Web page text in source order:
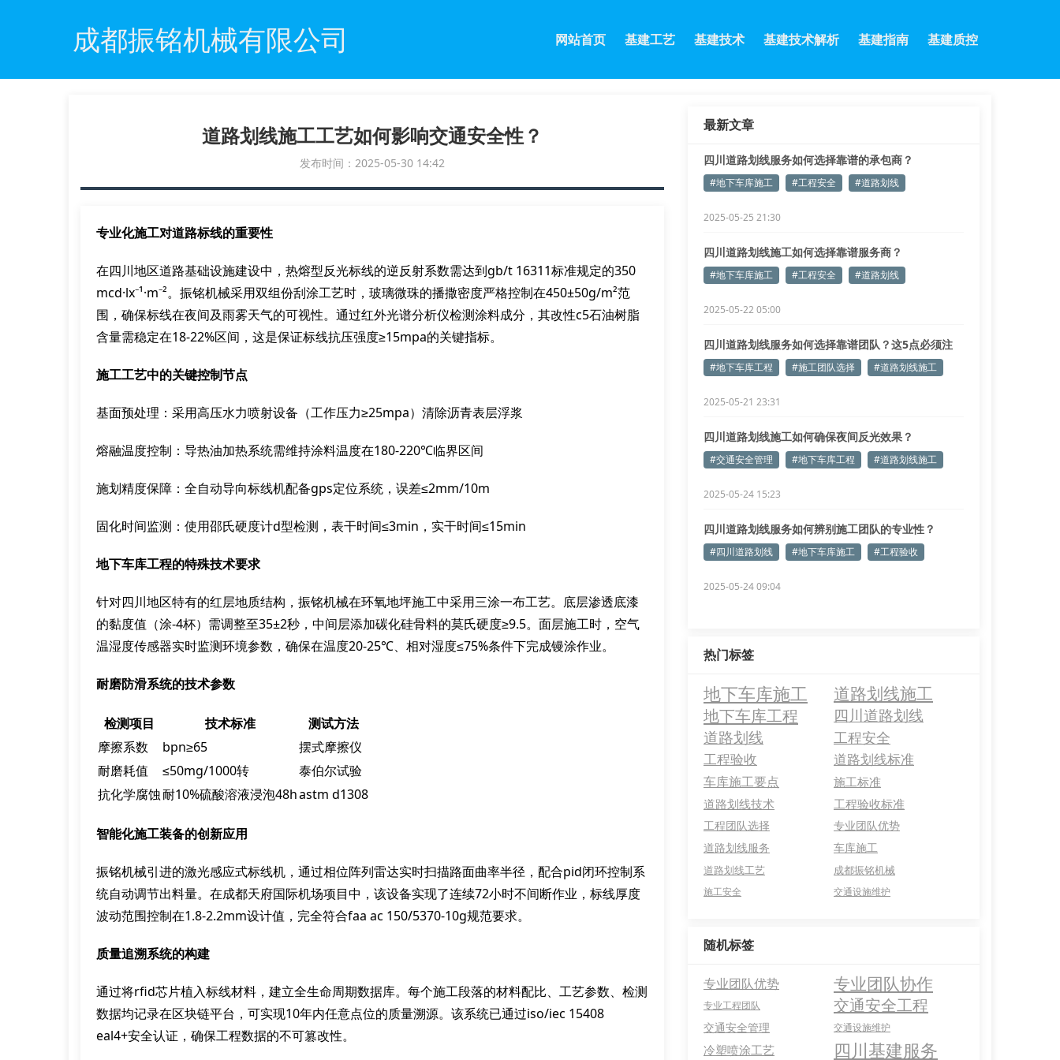
成都振铭机械有限公司 网站首页 基建工艺 基建技术 基建技术解析 基建指南 基建质控
道路划线施工工艺如何影响交通安全性？
发布时间：2025-05-30 14:42
专业化施工对道路标线的重要性
在四川地区道路基础设施建设中，热熔型反光标线的逆反射系数需达到gb/t 16311标准规定的350
mcd·lx⁻¹·m⁻²。振铭机械采用双组份刮涂工艺时，玻璃微珠的播撒密度严格控制在450±50g/m²范
围，确保标线在夜间及雨雾天气的可视性。通过红外光谱分析仪检测涂料成分，其改性c5石油树脂
含量需稳定在18-22%区间，这是保证标线抗压强度≥15mpa的关键指标。
施工工艺中的关键控制节点
基面预处理：采用高压水力喷射设备（工作压力≥25mpa）清除沥青表层浮浆
熔融温度控制：导热油加热系统需维持涂料温度在180-220℃临界区间
施划精度保障：全自动导向标线机配备gps定位系统，误差≤2mm/10m
固化时间监测：使用邵氏硬度计d型检测，表干时间≤3min，实干时间≤15min
地下车库工程的特殊技术要求
针对四川地区特有的红层地质结构，振铭机械在环氧地坪施工中采用三涂一布工艺。底层渗透底漆
的黏度值（涂-4杯）需调整至35±2秒，中间层添加碳化硅骨料的莫氏硬度≥9.5。面层施工时，空气
温湿度传感器实时监测环境参数，确保在温度20-25℃、相对湿度≤75%条件下完成镘涂作业。
耐磨防滑系统的技术参数
检测项目 技术标准
测试方法
摩擦系数
bpn≥65
摆式摩擦仪
耐磨耗值
≤50mg/1000转
泰伯尔试验
抗化学腐蚀耐10%硫酸溶液浸泡48hastm d1308
智能化施工装备的创新应用
振铭机械引进的激光感应式标线机，通过相位阵列雷达实时扫描路面曲率半径，配合pid闭环控制系
统自动调节出料量。在成都天府国际机场项目中，该设备实现了连续72小时不间断作业，标线厚度
波动范围控制在1.8-2.2mm设计值，完全符合faa ac 150/5370-10g规范要求。
质量追溯系统的构建
通过将rfid芯片植入标线材料，建立全生命周期数据库。每个施工段落的材料配比、工艺参数、检测
数据均记录在区块链平台，可实现10年内任意点位的质量溯源。该系统已通过iso/iec 15408
eal4+安全认证，确保工程数据的不可篡改性。
最新文章
四川道路划线服务如何选择靠谱的承包商？
#地下车库施工 #工程安全 #道路划线
2025-05-25 21:30
四川道路划线施工如何选择靠谱服务商？
#地下车库施工 #工程安全 #道路划线
2025-05-22 05:00
四川道路划线服务如何选择靠谱团队？这5点必须注
意！
#地下车库工程 #施工团队选择 #道路划线施工
2025-05-21 23:31
四川道路划线施工如何确保夜间反光效果？
#交通安全管理 #地下车库工程 #道路划线施工
2025-05-24 15:23
四川道路划线服务如何辨别施工团队的专业性？
#四川道路划线 #地下车库施工 #工程验收
2025-05-24 09:04
热门标签
地下车库施工
道路划线施工
地下车库工程
四川道路划线
道路划线 工程安全
工程验收 道路划线标准
车库施工要点
施工标准
道路划线技术
工程验收标准
工程团队选择
专业团队优势
道路划线服务
车库施工
道路划线工艺 成都振铭机械
施工安全 交通设施维护
随机标签
专业团队优势 专业团队协作
专业工程团队 交通安全工程
交通安全管理 交通设施维护
冷塑喷涂工艺 四川基建服务